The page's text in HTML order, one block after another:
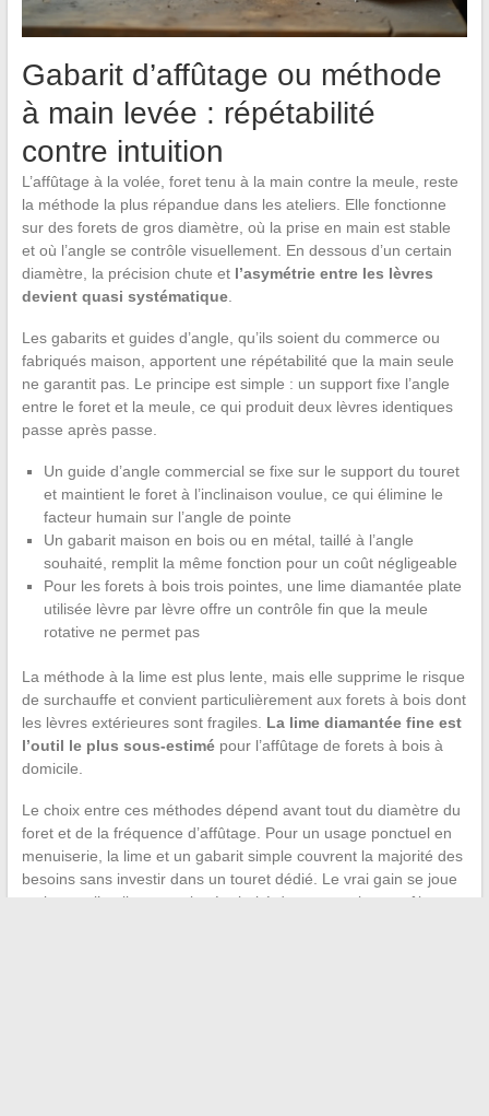
Gabarit d’affûtage ou méthode
à main levée : répétabilité
contre intuition
L’affûtage à la volée, foret tenu à la main contre la meule, reste
la méthode la plus répandue dans les ateliers. Elle fonctionne
sur des forets de gros diamètre, où la prise en main est stable
et où l’angle se contrôle visuellement. En dessous d’un certain
diamètre, la précision chute et l’asymétrie entre les lèvres
devient quasi systématique.
Les gabarits et guides d’angle, qu’ils soient du commerce ou
fabriqués maison, apportent une répétabilité que la main seule
ne garantit pas. Le principe est simple : un support fixe l’angle
entre le foret et la meule, ce qui produit deux lèvres identiques
passe après passe.
Un guide d’angle commercial se fixe sur le support du touret
et maintient le foret à l’inclinaison voulue, ce qui élimine le
facteur humain sur l’angle de pointe
Un gabarit maison en bois ou en métal, taillé à l’angle
souhaité, remplit la même fonction pour un coût négligeable
Pour les forets à bois trois pointes, une lime diamantée plate
utilisée lèvre par lèvre offre un contrôle fin que la meule
rotative ne permet pas
La méthode à la lime est plus lente, mais elle supprime le risque
de surchauffe et convient particulièrement aux forets à bois dont
les lèvres extérieures sont fragiles. La lime diamantée fine est
l’outil le plus sous-estimépour l’affûtage de forets à bois à
domicile.
Le choix entre ces méthodes dépend avant tout du diamètre du
foret et de la fréquence d’affûtage. Pour un usage ponctuel en
menuiserie, la lime et un gabarit simple couvrent la majorité des
besoins sans investir dans un touret dédié. Le vrai gain se joue
moins sur l’outil que sur la régularité du geste et le contrôle